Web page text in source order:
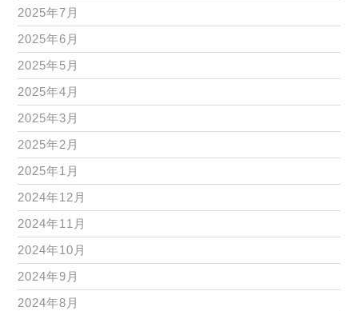
2025年7月
2025年6月
2025年5月
2025年4月
2025年3月
2025年2月
2025年1月
2024年12月
2024年11月
2024年10月
2024年9月
2024年8月